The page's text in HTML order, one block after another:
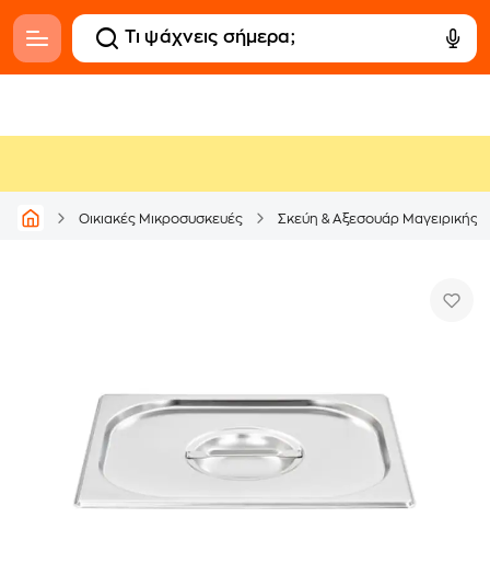
Οικιακές Μικροσυσκευές Σκεύη & Αξεσουάρ Μαγειρικής